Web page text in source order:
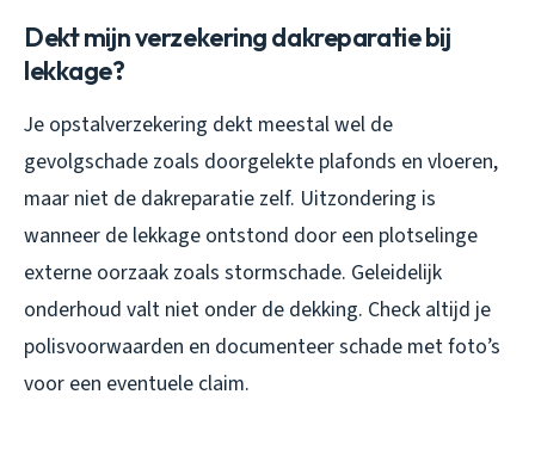
Dekt mijn verzekering dakreparatie bij
lekkage?
Je opstalverzekering dekt meestal wel de
gevolgschade zoals doorgelekte plafonds en vloeren,
maar niet de dakreparatie zelf. Uitzondering is
wanneer de lekkage ontstond door een plotselinge
externe oorzaak zoals stormschade. Geleidelijk
onderhoud valt niet onder de dekking. Check altijd je
polisvoorwaarden en documenteer schade met foto’s
voor een eventuele claim.